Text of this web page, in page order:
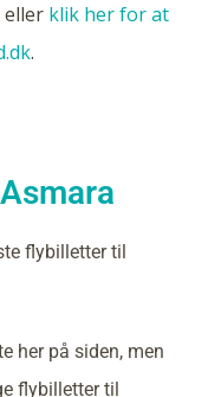
eller klik her for at
.
flybilletter til
her på siden, men
flybilletter til